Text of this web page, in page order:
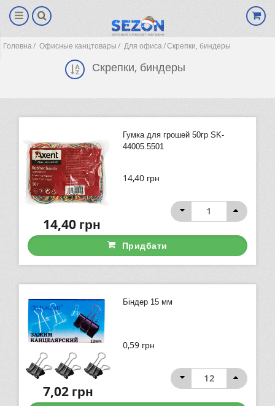
(0)
Головна Офисные канцтовары Для офиса Скрепки, биндеры
Скрепки, биндеры
Гумка для грошей 50гр SK-
44005.5501
14,40 грн
14,40грн
Придбати
Біндер 15 мм
0,59 грн
7,02грн